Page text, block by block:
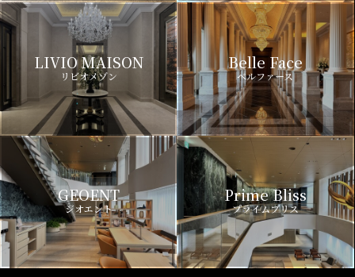
LIVIO MAISON
リビオメゾン
Belle Face
ベルファース
GEOENT
ジオエント
Prime Bliss
プライムブリス